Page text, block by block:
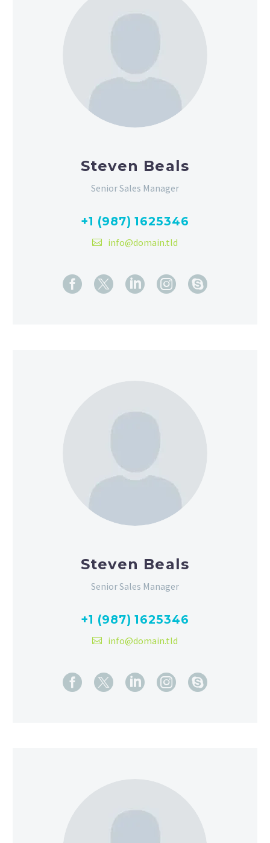
Steven Beals
Senior Sales Manager
+1 (987) 1625346
info@domain.tld
Steven Beals
Senior Sales Manager
+1 (987) 1625346
info@domain.tld